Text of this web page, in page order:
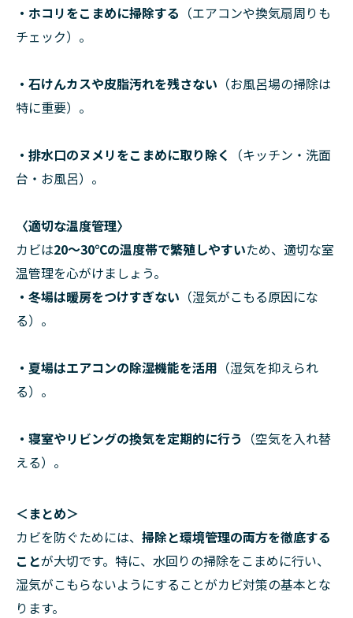
・ホコリをこまめに掃除する （エアコンや換気扇周りも
チェック）。
・石けんカスや皮脂汚れを残さない （お風呂場の掃除は
特に重要）。
・排水口のヌメリをこまめに取り除く
（キッチン・洗面
台・お風呂）。
〈適切な温度管理〉
カビは20～30℃の温度帯で繁殖しやすいため、適切な室
温管理を心がけましょう。
・冬場は暖房をつけすぎない （湿気がこもる原因にな
る）。
・夏場はエアコンの除湿機能を活用 （湿気を抑えられ
る）。
・寝室やリビングの換気を定期的に行う （空気を入れ替
える）。
＜まとめ＞
カビを防ぐためには、 掃除と環境管理の両方を徹底する
ことが大切です。特に、水回りの掃除をこまめに行い、
湿気がこもらないようにすることがカビ対策の基本とな
ります。